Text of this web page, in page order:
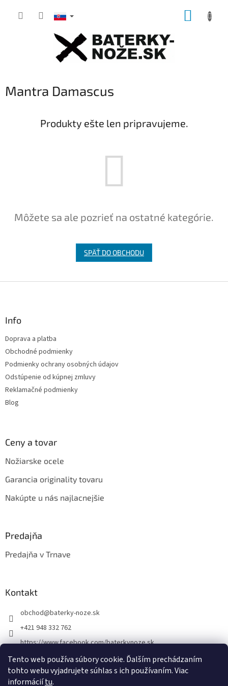
Tento web používa súbory cookie. Ďalším prechádzaním
tohto webu vyjadrujete súhlas s ich používaním. Viac
informáciítu.
Mantra Damascus
Produkty ešte len pripravujeme.
Môžete sa ale pozrieť na ostatné kategórie.
SPÄŤ DO OBCHODU
Info
Doprava a platba
Obchodné podmienky
Podmienky ochrany osobných údajov
Odstúpenie od kúpnej zmluvy
Reklamačné podmienky
Blog
Ceny a tovar
Nožiarske ocele
Garancia originality tovaru
Nakúpte u nás najlacnejšie
Predajňa
Predajňa v Trnave
Kontakt
obchod@baterky-noze.sk
+421 948 332 762
https://www.facebook.com/baterkynoze.sk
/baterkynoze
https://www.youtube.com/@nozebaterky